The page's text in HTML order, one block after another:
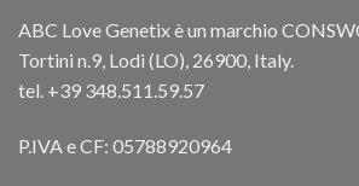
ABC Love Genetix è un marchio
Tortini n.9, Lodi (LO), 26900, Italy.
tel. +39 348.511.59.57
P.IVA e CF: 05788920964